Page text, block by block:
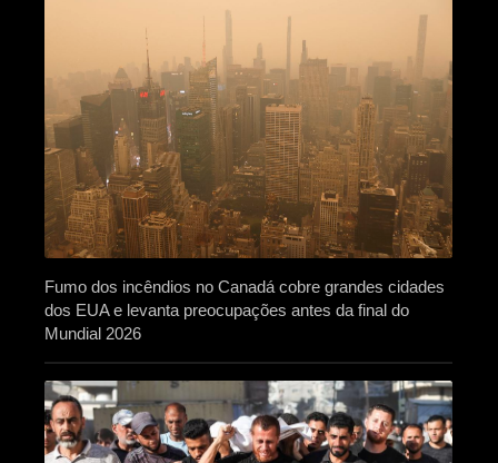
Fumo dos incêndios no Canadá cobre grandes cidades
dos EUA e levanta preocupações antes da final do
Mundial 2026